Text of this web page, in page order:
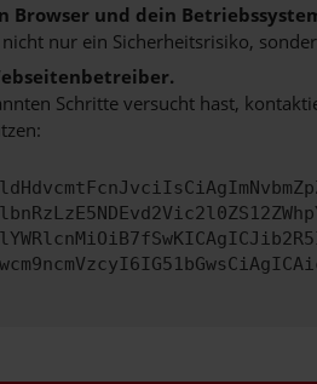
Browser und dein
nur ein Sicherheitsrisiko,
Schritte versucht hast,